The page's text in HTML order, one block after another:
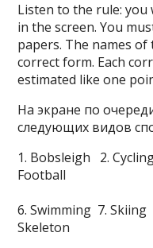
Listen to the rule:
in the screen. You
papers. The names
correct form. Each
estimated like one
На экране по
следующих видов
1. Bobsleigh 2.
Football
6. Swimming 7.
Skeleton